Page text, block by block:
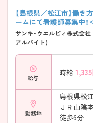
【島根県／松江市】働き
ームにて看護師募集中！
サンキ・ウエルビィ株式会
アルバイト)
給与
時給 1,335
勤務地
島根県松
ＪＲ山陰
徒歩6分